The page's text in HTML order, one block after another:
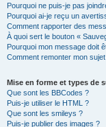
Pourquoi ne puis-je pas
Pourquoi ai-je reçu un
Comment rapporter des
À quoi sert le bouton «
Pourquoi mon message doit
Comment remonter mon
Mise en forme et types de
Que sont les BBCodes ?
Puis-je utiliser le HTML ?
Que sont les smileys ?
Puis-je publier des images ?